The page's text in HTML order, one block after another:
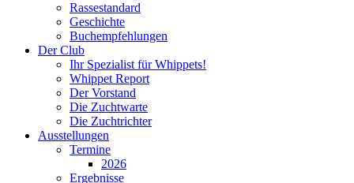
Rassestandard
Geschichte
Buchempfehlungen
Der Club
Ihr Spezialist für Whippets!
Whippet Report
Der Vorstand
Die Zuchtwarte
Die Zuchtrichter
Ausstellungen
Termine
2026
Ergebnisse